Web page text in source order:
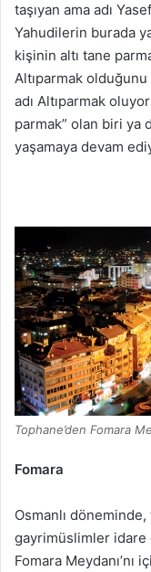
taşıyan ama adı
Yahudilerin burada
kişinin altı tane
Altıparmak
adı Altıparmak
parmak” olan biri ya
yaşamaya devam
Tophane’den Fomara
Fomara
Osmanlı
gayrimüslimler idare
Fomara Meydanı’nı